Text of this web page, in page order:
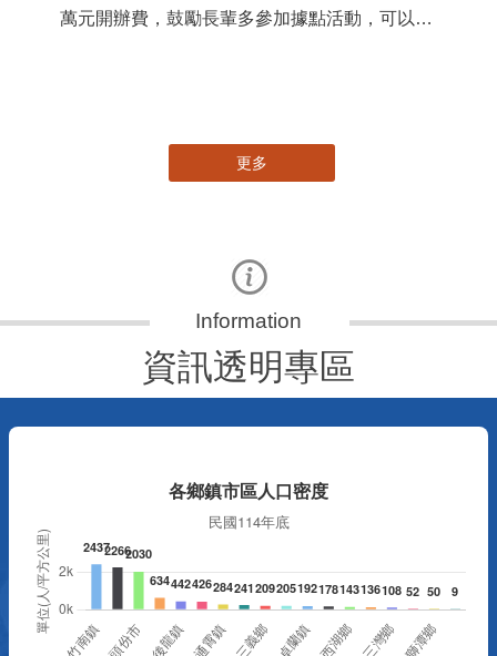
萬元開辦費，鼓勵長輩多參加據點活動，可以更
更多
資訊透明專區